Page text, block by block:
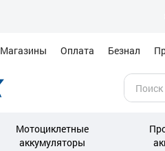
Магазины Оплата Безнал
Мотоциклетные
аккумуляторы